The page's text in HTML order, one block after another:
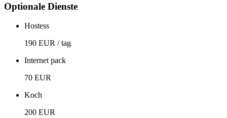
Optionale Dienste
Hostess
190 EUR / tag
Internet pack
70 EUR
Koch
200 EUR